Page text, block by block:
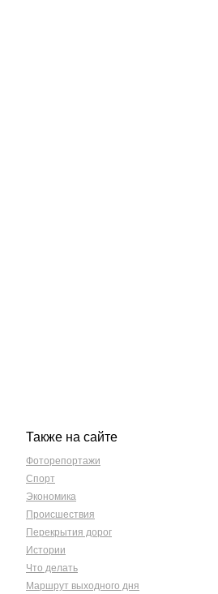
Также на сайте
Фоторепортажи
Спорт
Экономика
Происшествия
Перекрытия дорог
Истории
Что делать
Маршрут выходного дня